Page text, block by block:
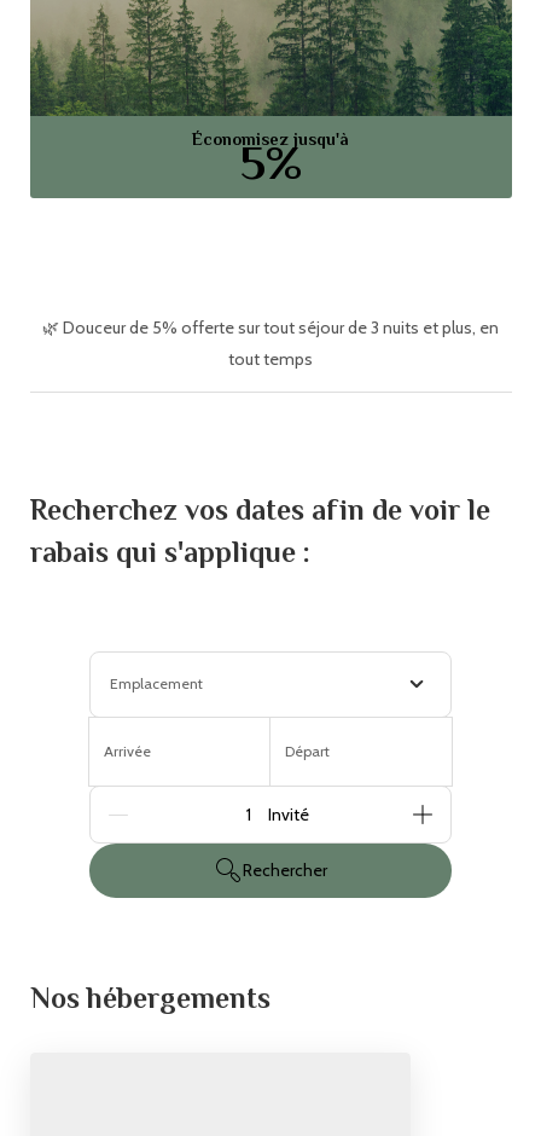
Économisez jusqu'à
5%
🌿 Douceur de 5% offerte sur tout séjour de 3 nuits et plus, en
tout temps
Recherchez vos dates afin de voir le
rabais qui s'applique :
Emplacement
Arrivée Départ
Personnes
Rechercher
Nos hébergements